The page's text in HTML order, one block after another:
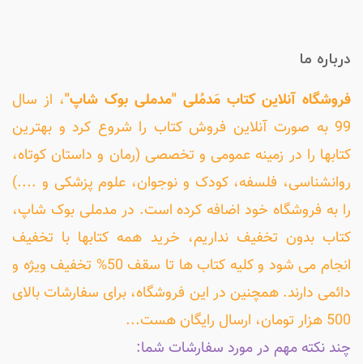
درباره ما
فروشگاه آنلاین کتاب مَدمُلی "مدملی بوک شاپ"، از سال
99 به صورت آنلاین فروش کتاب را شروع کرد و بهترین
کتابها را در زمینه عمومی و تخصصی (رمان و داستان کوتاه،
روانشناسی، فلسفه، کودک و نوجوان، علوم پزشکی و ....)
را به فروشگاه خود اضافه کرده است. در مدملی بوک شاپ،
کتاب بدون تخفیف نداریم، خرید همه کتابها با تخفیف
انجام می شود و کلیه کتاب ها تا سقف 50% تخفیف ویژه و
دائمی دارند. همچنین در این فروشگاه، برای سفارشات بالای
500 هزار تومان، ارسال رایگان هست...
چند نکته مهم در مورد سفارشات شما: